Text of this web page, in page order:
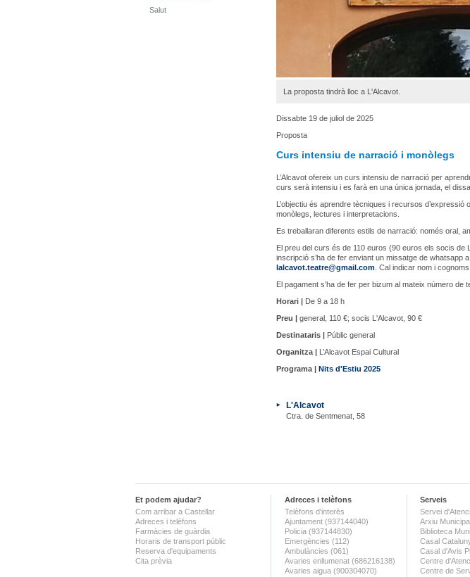
Salut
La proposta tindrà lloc a L'Alcavot.
Dissabte 19 de juliol de 2025
Proposta
Curs intensiu de narració i monòlegs
L’Alcavot ofereix un curs intensiu de narració per
curs serà intensiu i es farà en una única jornada, el
L’objectiu és aprendre tècniques i recursos
monòlegs, lectures i interpretacions.
Es treballaran diferents estils de narració: només oral,
El preu del curs és de 110 euros (90 euros els socis de
inscripció s’ha de fer enviant un missatge de whatsapp
lalcavot.teatre@gmail.com . Cal indicar nom i cognoms
El pagament s’ha de fer per bizum al mateix número de
Horari | De 9 a 18 h
Preu | general, 110 €; socis L'Alcavot, 90 €
Destinataris | Públic general
Organitza | L’Alcavot Espai Cultural
Programa | Nits d'Estiu 2025
L'Alcavot
Ctra. de Sentmenat, 58
Et podem ajudar?
Com arribar a Castellar
Adreces i telèfons
Farmàcies de guàrdia
Horaris de transport públic
Reserva d'equipaments
Cita prèvia
Adreces i telèfons
Telèfons d'interès
Ajuntament (937144040)
Policia (937144830)
Emergències (112)
Ambulàncies (061)
Avaries enllumenat (686216138)
Avaries aigua (900304070)
Serveis
Servei
Arxiu
Biblioteca
Casal
Casal d'Avis
Centre
Centre de